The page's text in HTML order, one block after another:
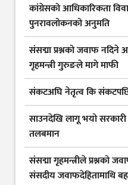
कांग्रेसको आधिकारिकता
पुनरावलोकनको अनुमति
संसद्मा प्रश्नको जवाफ
गृहमन्त्री गुरुङले मागे माफी
संकटअघि नेतृत्व कि संकटपछि
साउनदेखि लागू भयो सरकारी
तलबमान
संसद्मा गृहमन्त्रीले प्रश्नको
संसदीय जवाफदेहितामाथि